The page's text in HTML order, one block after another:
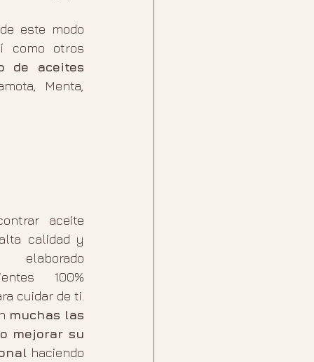
este modo
como otros
de aceites
Menta,
aceite
calidad y
elaborado
100%
cuidar de ti.
muchas las
mejorar su
haciendo